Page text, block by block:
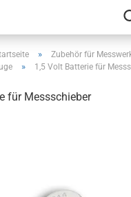
» Zubehör für
» 1,5 Volt Batterie für
für Messschieber